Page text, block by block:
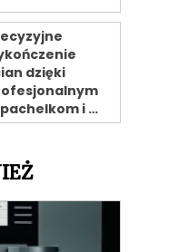
dzięki
i …